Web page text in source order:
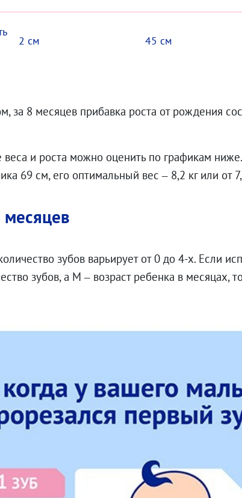
2 см 45 см
за 8 месяцев прибавка роста от рождения
и роста можно оценить по графикам
69 см, его оптимальный вес – 8,2 кг или от
зубов варьирует от 0 до 4-х. Если
зубов, а М – возраст ребенка в месяцах,